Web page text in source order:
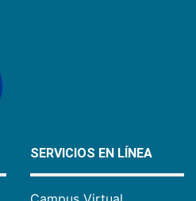
SERVICIOS EN LÍNEA